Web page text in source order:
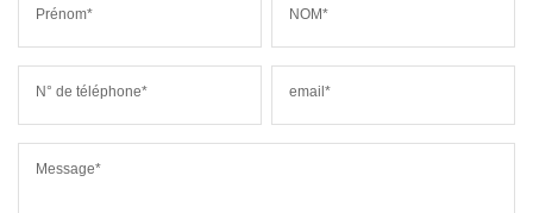
Prénom* NOM*
N° de téléphone* email*
Message*